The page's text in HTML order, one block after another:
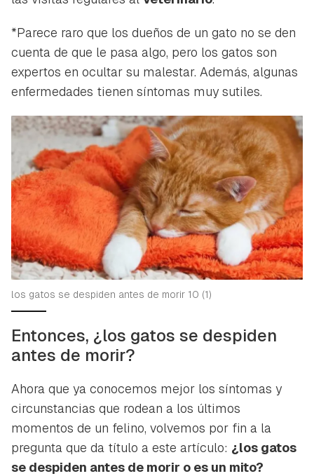
*Parece raro que los dueños de un gato no se den
cuenta de que le pasa algo, pero los gatos son
expertos en ocultar su malestar. Además, algunas
enfermedades tienen síntomas muy sutiles.
los gatos se despiden antes de morir 10 (1)
Entonces, ¿los gatos se despiden
antes de morir?
Ahora que ya conocemos mejor los síntomas y
circunstancias que rodean a los últimos
momentos de un felino, volvemos por fin a la
pregunta que da título a este artículo: ¿los gatos
se despiden antes de morir o es un mito?